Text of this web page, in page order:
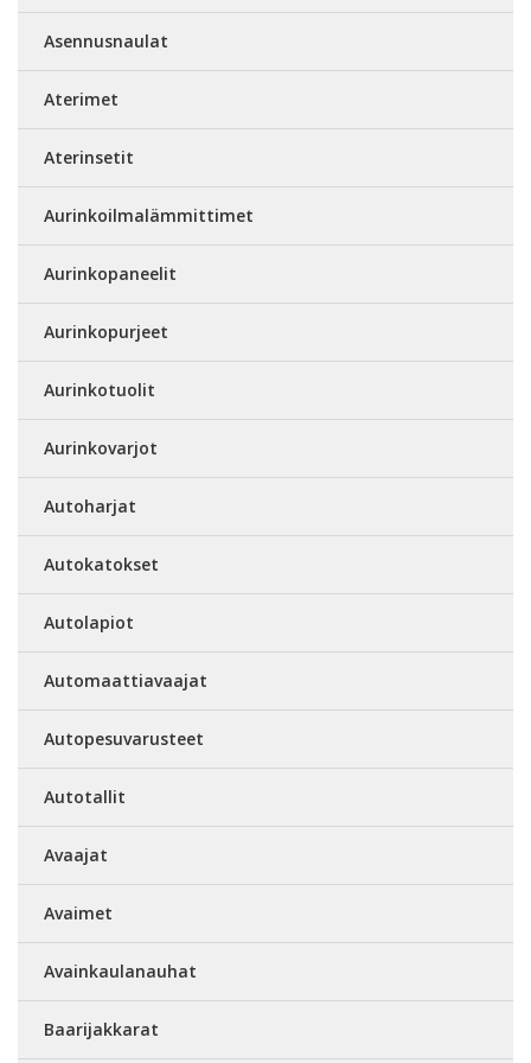
Asennusnaulat
Aterimet
Aterinsetit
Aurinkoilmalämmittimet
Aurinkopaneelit
Aurinkopurjeet
Aurinkotuolit
Aurinkovarjot
Autoharjat
Autokatokset
Autolapiot
Automaattiavaajat
Autopesuvarusteet
Autotallit
Avaajat
Avaimet
Avainkaulanauhat
Baarijakkarat